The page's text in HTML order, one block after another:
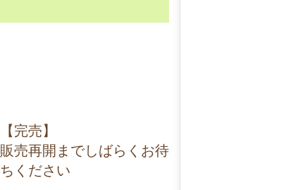
【完売】
販売再開までしばらくお待
ちください